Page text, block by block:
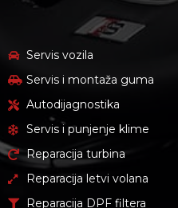
Servis vozila
Servis i montaža guma
Autodijagnostika
Servis i punjenje klime
Reparacija turbina
Reparacija letvi volana
Reparacija DPF filtera